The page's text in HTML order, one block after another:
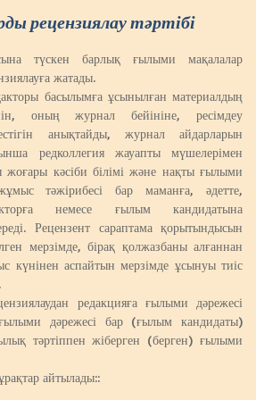
рецензиялау тәртібі
түскен барлық ғылыми мақалалар
жатады.
басылымға ұсынылған материалдың
оның журнал бейініне, ресімдеу
анықтайды, журнал айдарларын
редколлегия жауапты мүшелерімен
жоғары кәсіби білімі және нақты ғылыми
тәжірибесі бар маманға, әдетте,
немесе ғылым кандидатына
Рецензент сараптама қорытындысын
мерзімде, бірақ қолжазбаны алғаннан
күнінен аспайтын мерзімде ұсынуы тиіс
редакцияға ғылыми дәрежесі
дәрежесі бар (ғылым кандидаты)
тәртіппен жіберген (берген) ғылыми
айтылады::